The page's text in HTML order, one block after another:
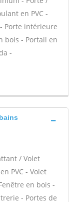
en PVC -
Porte intérieure
bois - Portail en
-
/ Volet
PVC - Volet
en bois -
- Portes de